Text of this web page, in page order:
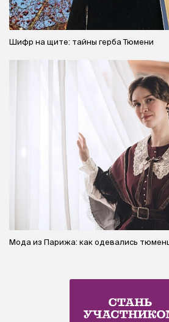
Шифр на щите: тайны герба Тюмени
Мода из Парижа: как одевались